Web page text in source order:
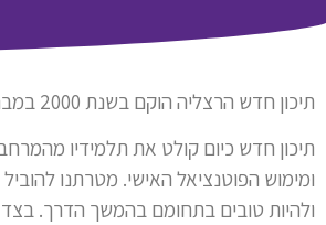
תיכון חדש הרצליה הוקם בשנת 2000 במבניו של בית הספר "אורט" שפעל באותו המקום.
תיכון חדש כיום קולט את תלמידיו
ומימוש הפוטנציאל האישי. מטרתנו
ולהיות טובים בתחומם בהמשך הדרך.